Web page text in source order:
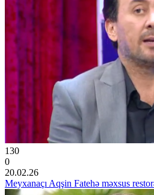
130
0
20.02.26
Meyxanaçı Aqşin Fatehə məxsus